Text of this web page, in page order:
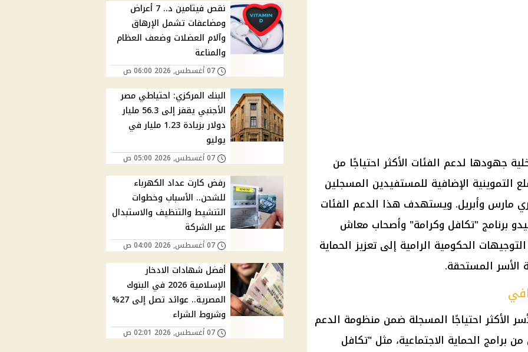
جهودها لدعم الفئات الأكثر احتياجًا من
الإضافية للمستفيدين المسجلين
مارس وأبريل. ويستهدف هذا الدعم الفئات
برنامج "تكافل وكرامة" وأصحاب معاش
الحكومية الرامية إلى تعزيز الحماية
المستحقة.
الأكثر احتياجًا المسجلة ضمن منظومة الدعم
برامج الحماية الاجتماعية، مثل "تكافل
نقص فيتامين د.. 7 أعراض
ومضاعفات تشمل الإرهاق
وآلام العضلات وضعف العظام
والمناعة
07 أغسطس, 2026 06:00 ص
البنك المركزي: احتياطي مصر
الأجنبي يقفز إلى 56.3 مليار
دولار بزيادة 1.23 مليار في
يوليو
07 أغسطس, 2026 05:00 ص
رفض كارت عداد الكهرباء
للشحن.. الأسباب وخطوات
التنشيط والتنظيف والاستبدال
عبر الشركة
07 أغسطس, 2026 04:00 ص
أفضل شهادات الادخار
الإسلامية 2026 في البنوك
المصرية.. عوائد تصل إلى 27%
وشروط الشراء
07 أغسطس, 2026 02:01 ص